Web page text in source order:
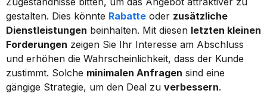
gestalten. Dies könnte Rabatte oder zusätzliche
Dienstleistungen beinhalten. Mit diesen letzten kleinen
Forderungen zeigen Sie Ihr Interesse am Abschluss
und erhöhen die Wahrscheinlichkeit, dass der Kunde
zustimmt. Solche minimalen Anfragen sind eine
gängige Strategie, um den Deal zu verbessern.